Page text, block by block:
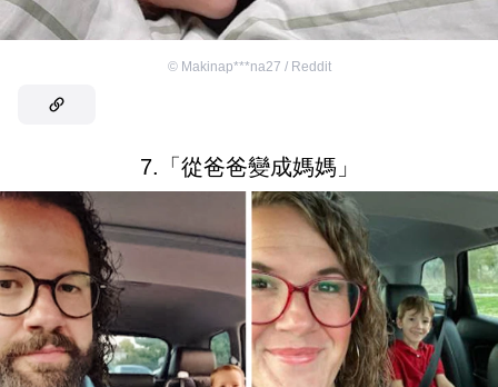
© Makinap***na27 / Reddit
7.「從爸爸變成媽媽」